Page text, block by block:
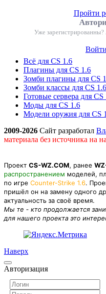
Пройти
Уже
Всё для CS 1.6
Плагины для CS 1.6
Зомби плагины для CS
Зомби классы для CS 1.6
Готовые сервера для CS
Моды для CS 1.6
Модели оружия для CS
2009-2026 Сайт разработал
материала без источника на
Проект CS-WZ.COM, ранее
распространением моделей,
по игре Counter-Strike 1.6.
пришёл он на замену одного
актуальность за своё время.
Мы те - кто продолжается
для нашего проекта это
Наверх
Авторизация